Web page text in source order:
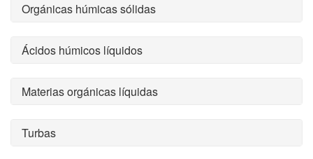
Orgánicas húmicas sólidas
Ácidos húmicos líquidos
Materias orgánicas líquidas
Turbas